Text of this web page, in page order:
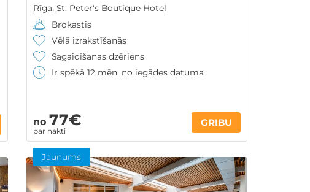
Rīga, St. Peter's Boutique Hotel
Brokastis
Vēlā izrakstīšanās
Sagaidīšanas dzēriens
Ir spēkā 12 mēn. no iegādes datuma
no 77€
par nakti
GRIBU
Jaunums